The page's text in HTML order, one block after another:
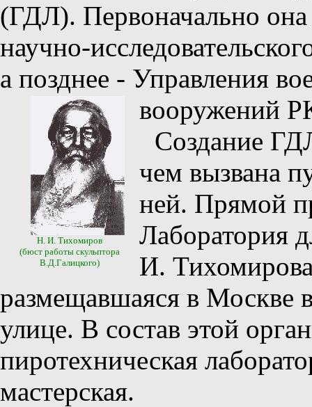
(ГДЛ). Первоначально
научно-
а позднее - Управления
вооружений
Н. И. Тихомиров
(бюст работы скульптора
В.Д.Галицкого)
Создание
чем вызвана
ней. Прямой
Лаборатория
И.
размещавшаяся в Москве
улице. В состав этой
пиротехническая
мастерская.